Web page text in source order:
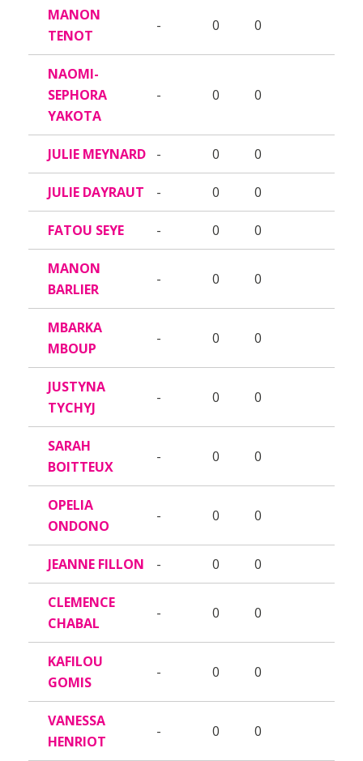
MANON
TENOT
- 0 0
NAOMI-
SEPHORA
YAKOTA
- 0 0
JULIE MEYNARD - 0 0
JULIE DAYRAUT - 0 0
FATOU SEYE - 0 0
MANON
BARLIER
- 0 0
MBARKA
MBOUP
- 0 0
JUSTYNA
TYCHYJ
- 0 0
SARAH
BOITTEUX
- 0 0
OPELIA
ONDONO
- 0 0
JEANNE FILLON - 0 0
CLEMENCE
CHABAL
- 0 0
KAFILOU
GOMIS
- 0 0
VANESSA
HENRIOT
- 0 0